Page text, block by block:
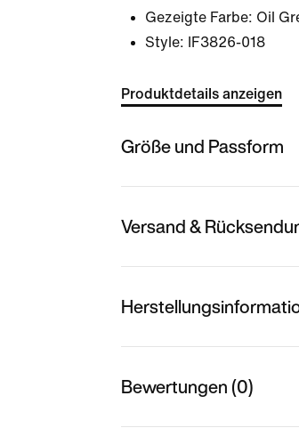
Gezeigte Farbe: Oil
Style:
IF3826-018
Produktdetails anzeigen
Größe und Passform
Versand &
Bewertungen (0)